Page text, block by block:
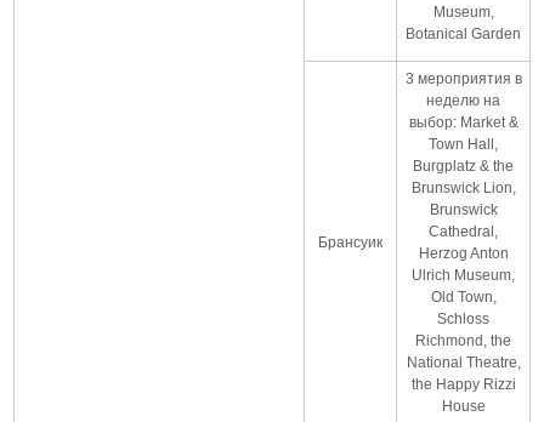
Museum,
Botanical Garden
Брансуик
3 мероприятия в
неделю на
выбор: Market &
Town Hall,
Burgplatz & the
Brunswick Lion,
Brunswick
Cathedral,
Herzog Anton
Ulrich Museum,
Old Town,
Schloss
Richmond, the
National Theatre,
the Happy Rizzi
House